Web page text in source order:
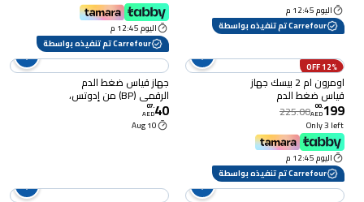
اليوم 12:45 م
Carrefour تم تنفيذه بواسطة
اليوم 12:45 م
Carrefour تم تنفيذه بواسطة
12% OFF
اومرون ام 2 بيسك جهاز
قياس ضغط الدم
الاوتوماتيكي
199
.
00
AED
225.00
Only 3 left
اليوم 12:45 م
Carrefour تم تنفيذه بواسطة
جهاز قياس ضغط الدم
الرقمي (BP) من إدوتس،
صوتية، دقيق وسهل
الاستخدام ومحمول
40
.
07
AED
10 Aug